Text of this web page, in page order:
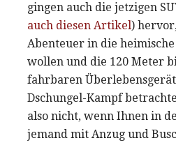
gingen auch die jetzigen
auch diesen Artikel)
Abenteuer in die
wollen und die 120 Meter
fahrbaren
Dschungel-Kampf
also nicht, wenn Ihnen in
jemand mit Anzug und